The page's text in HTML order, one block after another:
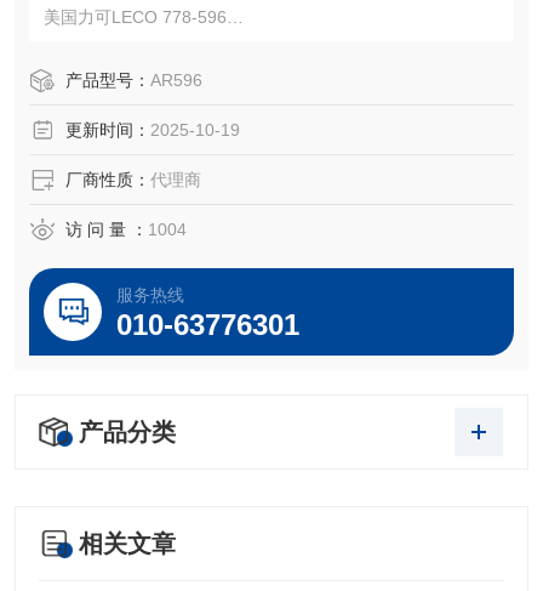
美国力可LECO 778-596
OEM厂商；我们提供的所有产品都是高质量高性价的，适用
产品型号： AR596
更新时间： 2025-10-19
厂商性质： 代理商
访 问 量 ： 1004
服务热线
010-63776301
产品分类
相关文章